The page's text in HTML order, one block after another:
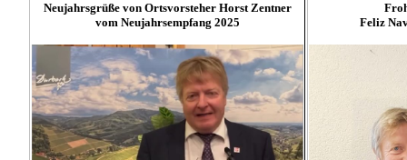
Neujahrsgrüße von Ortsvorsteher Horst Zentner
vom Neujahrsempfang 2025
Feliz